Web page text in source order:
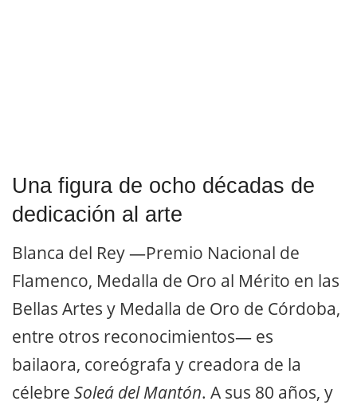
Una figura de ocho décadas de
dedicación al arte
Blanca del Rey —Premio Nacional de
Flamenco, Medalla de Oro al Mérito en las
Bellas Artes y Medalla de Oro de Córdoba,
entre otros reconocimientos— es
bailaora, coreógrafa y creadora de la
célebre Soleá del Mantón. A sus 80 años, y